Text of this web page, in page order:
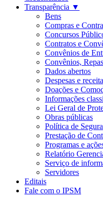
Transparência ▼
Bens
Compras e
Concursos
Contratos e
Convênios de
Convênios,
Dados abertos
Despesas e
Doações e
Informações
Lei Geral de
Obras públicas
Política de
Prestação de
Programas e
Relatório
Serviço de
Servidores
Editais
Fale com o IPSM